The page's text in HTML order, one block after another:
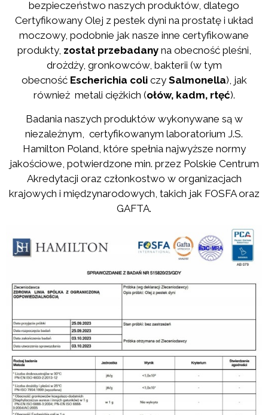
bezpieczeństwo naszych produktów, dlatego
Certyfikowany Olej z pestek dyni na prostatę i układ
moczowy, podobnie jak nasze inne certyfikowane
produkty, został przebadanyna obecność pleśni,
drożdży, gronkowców, bakterii (w tym
obecność Escherichia coliczy Salmonella), jak
również metali ciężkich (ołów, kadm, rtęć).
Badania naszych produktów wykonywane są w
niezależnym, certyfikowanym laboratorium J.S.
Hamilton Poland, które spełnia najwyższe normy
jakościowe, potwierdzone min. przez Polskie Centrum
Akredytacji oraz członkostwo w organizacjach
krajowych i międzynarodowych, takich jak FOSFA oraz
GAFTA.